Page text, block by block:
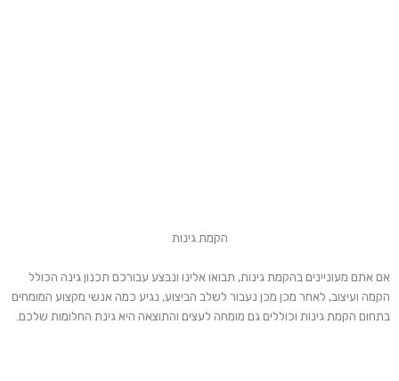
הקמת גינות
אם אתם מעוניינים בהקמת גינות, תבואו אלינו ונבצע עבורכם תכנון גינה הכולל
הקמה ועיצוב, לאחר מכן מכן נעבור לשלב הביצוע, נגיע כמה אנשי מקצוע המומחים
בתחום הקמת גינות וכוללים גם מומחה לעצים והתוצאה היא גינת החלומות שלכם.